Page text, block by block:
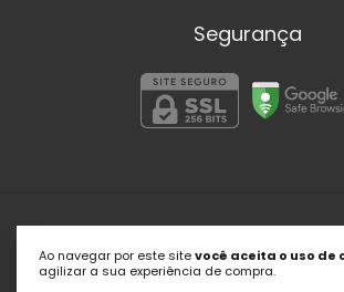
Ao navegar por este sitevocê aceita o uso de
agilizar a sua experiência de compra.
Segurança
Portal Psic
©2026. Portal Psic | Soluções em Psicologia -
Todos os direitos reservados.